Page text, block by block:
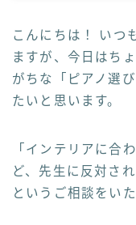
こんにちは！ いつ
ますが、今日はち
がちな「ピアノ選
たいと思います。
「インテリアに合
ど、先生に反対さ
というご相談をい